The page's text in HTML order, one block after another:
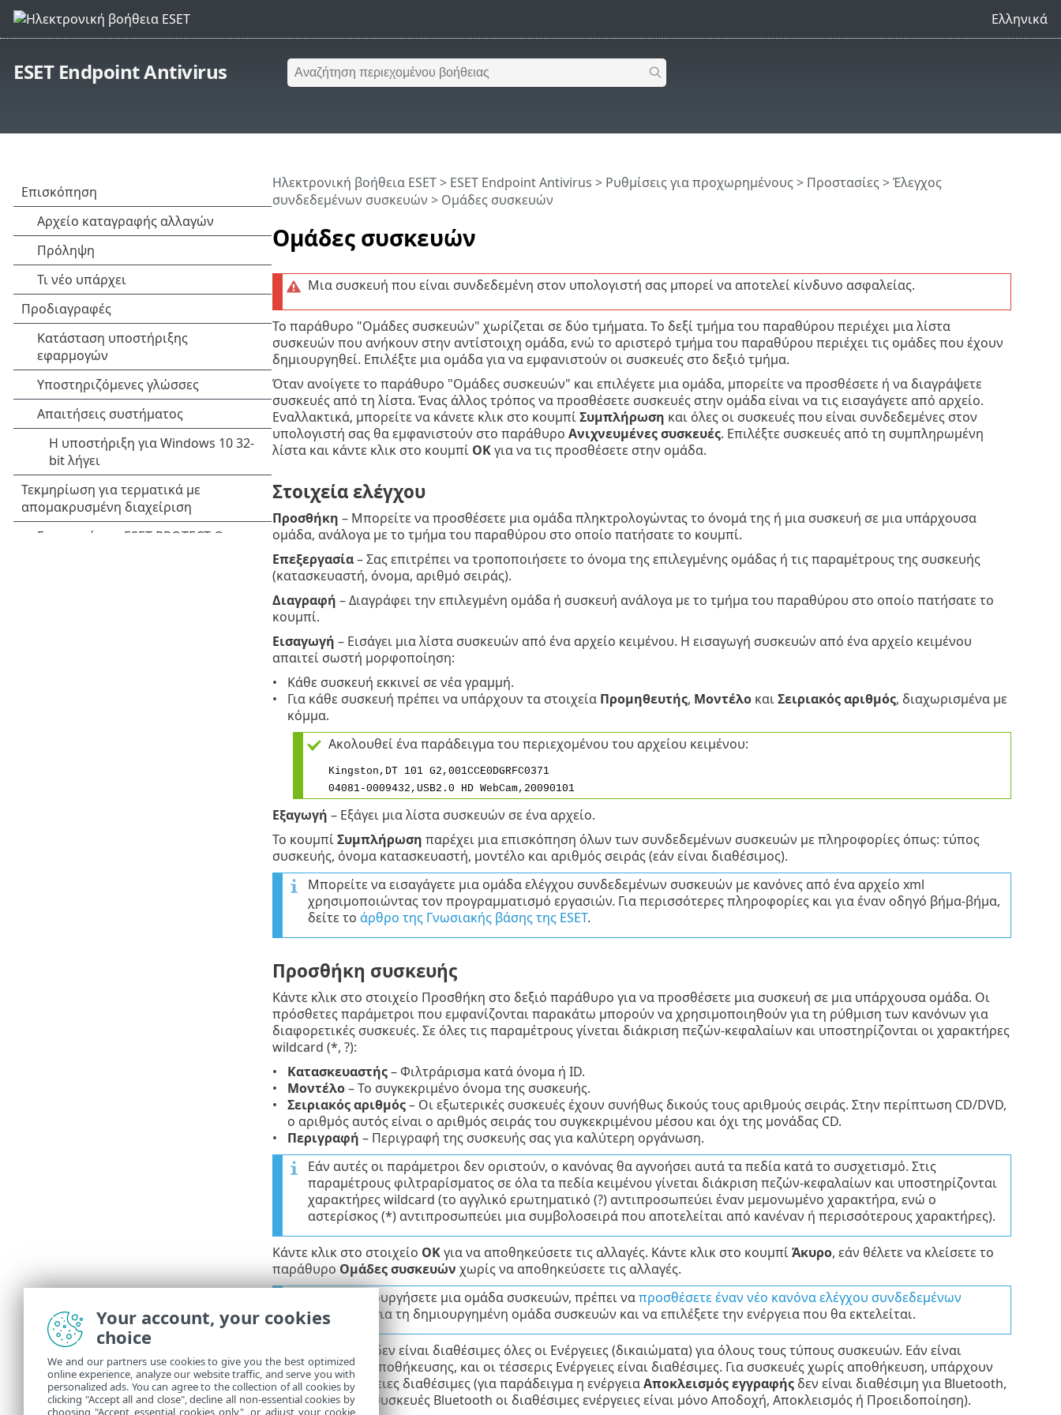
Ελληνικά
ESET Endpoint Antivirus
Ομάδες συσκευών
Ηλεκτρονική βοήθεια ESET> ESET Endpoint Antivirus > Ρυθμίσεις για προχωρημένους> Προστασίες>Έλεγχος
συνδεδεμένων συσκευών > Ομάδες συσκευών
Μια συσκευή που είναι συνδεδεμένη στον υπολογιστή σας μπορεί να αποτελεί κίνδυνο ασφαλείας.
Το παράθυρο "Ομάδες συσκευών" χωρίζεται σε δύο τμήματα. Το δεξί τμήμα του παραθύρου περιέχει μια λίστα
συσκευών που ανήκουν στην αντίστοιχη ομάδα, ενώ το αριστερό τμήμα του παραθύρου περιέχει τις ομάδες που έχουν
δημιουργηθεί. Επιλέξτε μια ομάδα για να εμφανιστούν οι συσκευές στο δεξιό τμήμα.
Όταν ανοίγετε το παράθυρο "Ομάδες συσκευών" και επιλέγετε μια ομάδα, μπορείτε να προσθέσετε ή να διαγράψετε
συσκευές από τη λίστα. Ένας άλλος τρόπος να προσθέσετε συσκευές στην ομάδα είναι να τις εισαγάγετε από αρχείο.
Εναλλακτικά, μπορείτε να κάνετε κλικ στο κουμπίΣυμπλήρωση και όλες οι συσκευές που είναι συνδεδεμένες στον
υπολογιστή σας θα εμφανιστούν στο παράθυρο Ανιχνευμένες συσκευές. Επιλέξτε συσκευές από τη συμπληρωμένη
λίστα και κάντε κλικ στο κουμπί OKγια να τις προσθέσετε στην ομάδα.
Στοιχεία ελέγχου
Προσθήκη – Μπορείτε να προσθέσετε μια ομάδα πληκτρολογώντας το όνομά της ή μια συσκευή σε μια υπάρχουσα
ομάδα, ανάλογα με το τμήμα του παραθύρου στο οποίο πατήσατε το κουμπί.
Επεξεργασία– Σας επιτρέπει να τροποποιήσετε το όνομα της επιλεγμένης ομάδας ή τις παραμέτρους της συσκευής
(κατασκευαστή, όνομα, αριθμό σειράς).
Διαγραφή – Διαγράφει την επιλεγμένη ομάδα ή συσκευή ανάλογα με το τμήμα του παραθύρου στο οποίο πατήσατε το
κουμπί.
Εισαγωγή – Εισάγει μια λίστα συσκευών από ένα αρχείο κειμένου. Η εισαγωγή συσκευών από ένα αρχείο κειμένου
απαιτεί σωστή μορφοποίηση:
Κάθε συσκευή εκκινεί σε νέα γραμμή.
Για κάθε συσκευή πρέπει να υπάρχουν τα στοιχεία Προμηθευτής, ΜοντέλοκαιΣειριακός αριθμός, διαχωρισμένα με
κόμμα.
Ακολουθεί ένα παράδειγμα του περιεχομένου του αρχείου κειμένου:
Kingston,DT 101 G2,001CCE0DGRFC0371
04081-0009432,USB2.0 HD WebCam,20090101
Εξαγωγή – Εξάγει μια λίστα συσκευών σε ένα αρχείο.
Το κουμπίΣυμπλήρωση παρέχει μια επισκόπηση όλων των συνδεδεμένων συσκευών με πληροφορίες όπως: τύπος
συσκευής, όνομα κατασκευαστή, μοντέλο και αριθμός σειράς (εάν είναι διαθέσιμος).
Μπορείτε να εισαγάγετε μια ομάδα ελέγχου συνδεδεμένων συσκευών με κανόνες από ένα αρχείο xml
χρησιμοποιώντας τον προγραμματισμό εργασιών. Για περισσότερες πληροφορίες και για έναν οδηγό βήμα-βήμα,
δείτε το άρθρο της Γνωσιακής βάσης της ESET.
Προσθήκη συσκευής
Κάντε κλικ στο στοιχείο Προσθήκη στο δεξιό παράθυρο για να προσθέσετε μια συσκευή σε μια υπάρχουσα ομάδα. Οι
πρόσθετες παράμετροι που εμφανίζονται παρακάτω μπορούν να χρησιμοποιηθούν για τη ρύθμιση των κανόνων για
διαφορετικές συσκευές. Σε όλες τις παραμέτρους γίνεται διάκριση πεζών-κεφαλαίων και υποστηρίζονται οι χαρακτήρες
wildcard (*, ?):
Κατασκευαστής– Φιλτράρισμα κατά όνομα ή ID.
Μοντέλο– Το συγκεκριμένο όνομα της συσκευής.
Σειριακός αριθμός– Οι εξωτερικές συσκευές έχουν συνήθως δικούς τους αριθμούς σειράς. Στην περίπτωση CD/DVD,
ο αριθμός αυτός είναι ο αριθμός σειράς του συγκεκριμένου μέσου και όχι της μονάδας CD.
Περιγραφή – Περιγραφή της συσκευής σας για καλύτερη οργάνωση.
Εάν αυτές οι παράμετροι δεν οριστούν, ο κανόνας θα αγνοήσει αυτά τα πεδία κατά το συσχετισμό. Στις
παραμέτρους φιλτραρίσματος σε όλα τα πεδία κειμένου γίνεται διάκριση πεζών-κεφαλαίων και υποστηρίζονται
χαρακτήρες wildcard (το αγγλικό ερωτηματικό (?) αντιπροσωπεύει έναν μεμονωμένο χαρακτήρα, ενώ ο
αστερίσκος (*) αντιπροσωπεύει μια συμβολοσειρά που αποτελείται από κανέναν ή περισσότερους χαρακτήρες).
Κάντε κλικ στο στοιχείο OKγια να αποθηκεύσετε τις αλλαγές. Κάντε κλικ στο κουμπίΆκυρο, εάν θέλετε να κλείσετε το
παράθυρο Ομάδες συσκευών χωρίς να αποθηκεύσετε τις αλλαγές.
Αφού δημιουργήσετε μια ομάδα συσκευών, πρέπει ναπροσθέσετε έναν νέο κανόνα ελέγχου συνδεδεμένων
συσκευών
για τη δημιουργημένη ομάδα συσκευών και να επιλέξετε την ενέργεια που θα εκτελείται.
Σημειώνεται ότι δεν είναι διαθέσιμες όλες οι Ενέργειες (δικαιώματα) για όλους τους τύπους συσκευών. Εάν είναι
συσκευή τύπου αποθήκευσης, και οι τέσσερις Ενέργειες είναι διαθέσιμες. Για συσκευές χωρίς αποθήκευση, υπάρχουν
μόνο τρεις Ενέργειες διαθέσιμες (για παράδειγμα η ενέργειαΑποκλεισμός εγγραφήςδεν είναι διαθέσιμη για Bluetooth,
συνεπώς για τις συσκευές Bluetooth οι διαθέσιμες ενέργειες είναι μόνο Αποδοχή, Αποκλεισμός ή Προειδοποίηση).
Your account, your cookies
choice
We and our partners use cookies to give you the best optimized
online experience, analyze our website traffic, and serve you with
personalized ads. You can agree to the collection of all cookies by
clicking "Accept all and close", decline all non-essential cookies by
choosing "Accept essential cookies only", or adjust your cookie